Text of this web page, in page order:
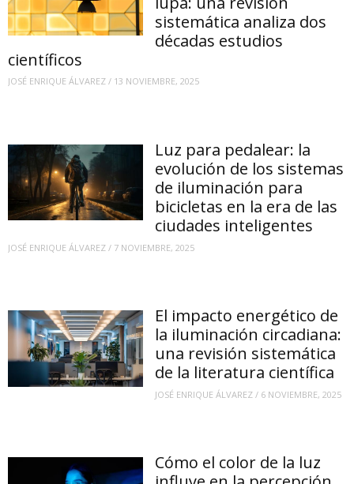
sistemática analiza dos
décadas estudios
científicos
JOSÉ ENRIQUE ÁLVAREZ / 13 NOVIEMBRE, 2025
Luz para pedalear: la
evolución de los sistemas
de iluminación para
bicicletas en la era de las
ciudades inteligentes
JOSÉ ENRIQUE ÁLVAREZ / 7 NOVIEMBRE, 2025
El impacto energético de
la iluminación circadiana:
una revisión sistemática
de la literatura científica
JOSÉ ENRIQUE ÁLVAREZ / 6 NOVIEMBRE, 2025
Cómo el color de la luz